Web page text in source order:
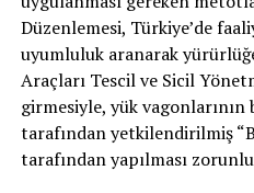
Düzenlemesi, Türkiye’de
uyumluluk aranarak
Araçları Tescil ve Sicil
girmesiyle, yük vagonlarının
tarafından yetkilendirilmiş
tarafından yapılması